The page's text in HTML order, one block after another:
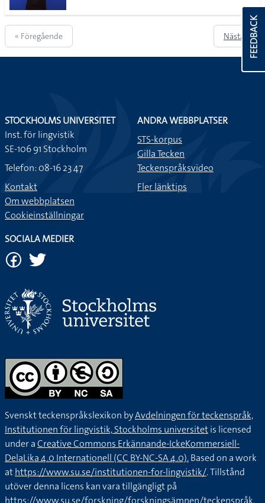
« Föregående Nästa » FEEDBACK
STOCKHOLMS UNIVERSITET
Inst. för lingvistik
SE-106 91 Stockholm
Telefon: 08-16 23 47
Kontakt
Om webbplatsen
Cookieinställningar
ANDRA WEBBPLATSER
STS-korpus
Gilla Tecken
Teckenspråksvideo
Fler länktips
SOCIALA MEDIER
Svenskt teckenspråkslexikon byAvdelningen för teckenspråk,
Institutionen för lingvistik, Stockholms universitetis licensed
under aCreative Commons Erkännande-IckeKommersiell-
DelaLika 4.0 Internationell (CC BY-NC-SA 4.0).Based on a work
athttps://www.su.se/institutionen-for-lingvistik/. Tillstånd
utöver denna licens kan vara tillgängligt på
https://www.su.se/forskning/forskningsämnen/teckenspråk.